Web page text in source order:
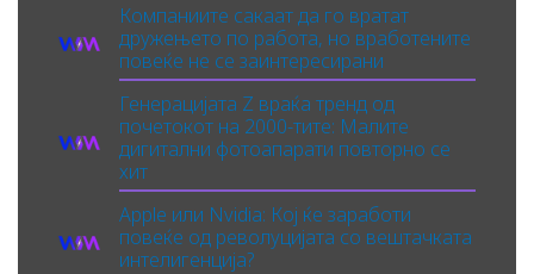
Компаниите сакаат да го вратат
дружењето по работа, но вработените
повеќе не се заинтересирани
Генерацијата Z враќа тренд од
почетокот на 2000-тите: Малите
дигитални фотоапарати повторно се
хит
Apple или Nvidia: Кој ќе заработи
повеќе од револуцијата со вештачката
интелигенција?